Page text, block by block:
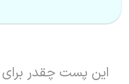
این پست چقدر